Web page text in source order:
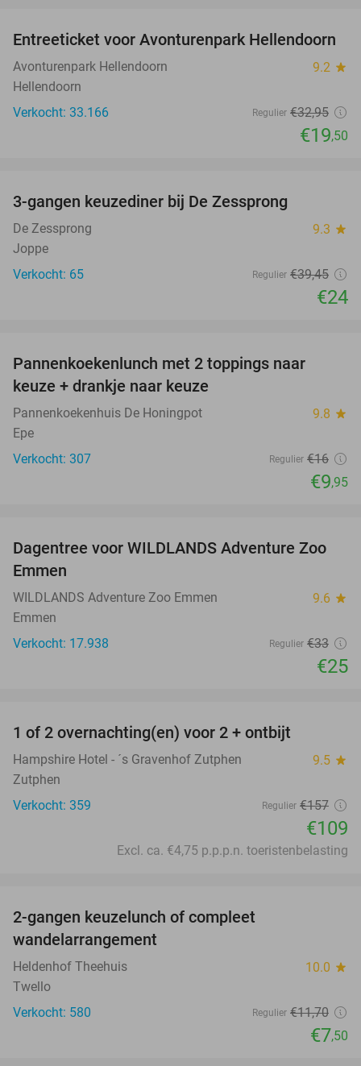
41%
Entreeticket voor Avonturenpark Hellendoorn
Avonturenpark Hellendoorn 9.2 star
Hellendoorn
Verkocht: 33.166
Regulier €32,95
€19,50
3-gangen keuzediner bij De Zessprong
De Zessprong 9.3 star
Joppe
Verkocht: 65
Regulier €39,45
€24
Pannenkoekenlunch met 2 toppings naar
keuze + drankje naar keuze
Pannenkoekenhuis De Honingpot 9.8 star
Epe
Verkocht: 307
Regulier €16
€9,95
24%
Dagentree voor WILDLANDS Adventure Zoo
Emmen
WILDLANDS Adventure Zoo Emmen 9.6 star
Emmen
Verkocht: 17.938
Regulier €33
€25
1 of 2 overnachting(en) voor 2 + ontbijt
Hampshire Hotel - ´s Gravenhof Zutphen 9.5 star
Zutphen
Verkocht: 359
Regulier €157
€109
Excl. ca. €4,75 p.p.p.n. toeristenbelasting
2-gangen keuzelunch of compleet
wandelarrangement
Heldenhof Theehuis 10.0 star
Twello
Verkocht: 580
Regulier €11,70
€7,50